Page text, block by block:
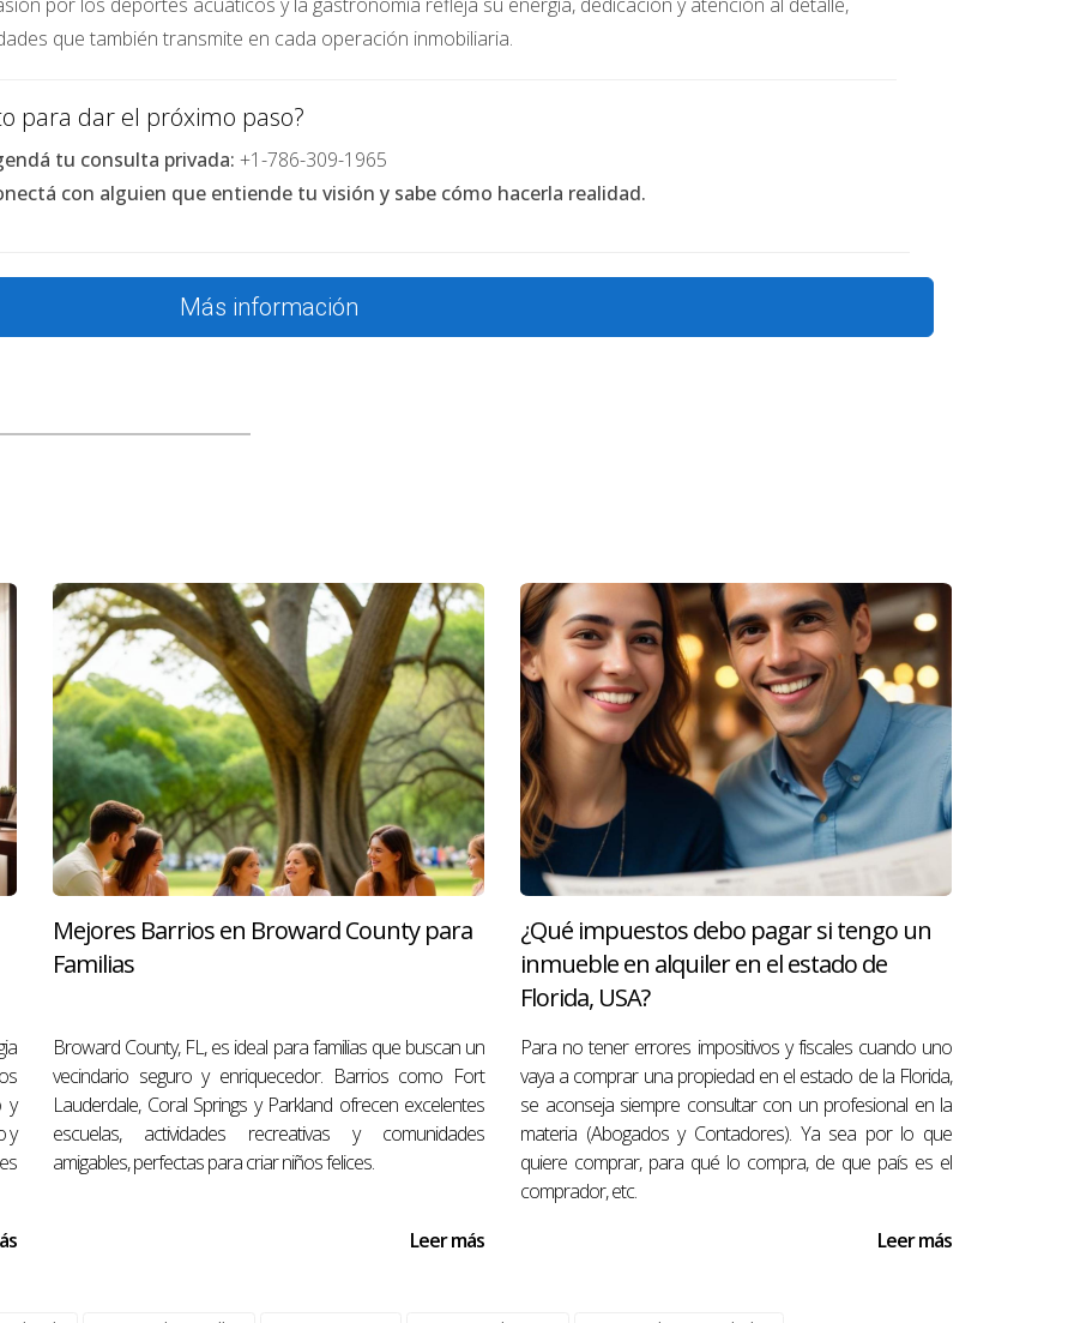
un agente inmobiliario para buscar propiedades que se ajusten a tus necesidades y presupuesto. Una
donde firmarás todos los documentos necesarios para convertirte oficialmente en propietario.
preguntas o necesitas ayuda personalizada durante tu búsqueda inmobiliaria, no dudes en ponerte en
realidad tu sueño de vivir en esta maravillosa ciudad.
sobre el mercado inmobiliario en Miami, ¡contáctame! Estoy aquí para ayudarte.
estoy aquí para responderlas todas.
inmobiliaria?
puede variar entre 30 a 60 días dependiendo de varios factores como financiamiento e
comprar propiedades en Miami?
el proceso de compra, contar con uno puede ofrecerte protección legal adicional.
inmobiliarias; un buen agente te ayudará a presentar una oferta competitiva.
entre los compradores en Miami?
y casas unifamiliares suelen ser muy demandadas debido a su variedad y ubicación estratégica. ¡Estoy
o necesitas asistencia adicional sobre cómo navegar por el mercado inmobiliario en Miami, no dudes en
que también transmite en cada operación inmobiliaria.
para dar el próximo paso?
tu consulta privada: +1-786-309-1965
con alguien que entiende tu visión y sabe cómo hacerla realidad.
Más información
y
y
Mejores Barrios en Broward County para
Familias
Broward County, FL, es ideal para familias que buscan un
vecindario seguro y enriquecedor. Barrios como Fort
Lauderdale, Coral Springs y Parkland ofrecen excelentes
escuelas, actividades recreativas y comunidades
amigables, perfectas para criar niños felices.
Leer más
¿Qué impuestos debo pagar si tengo un
inmueble en alquiler en el estado de
Florida, USA?
Para no tener errores impositivos y fiscales cuando uno
vaya a comprar una propiedad en el estado de la Florida,
se aconseja siempre consultar con un profesional en la
materia (Abogados y Contadores). Ya sea por lo que
quiere comprar, para qué lo compra, de que país es el
comprador, etc.
Leer más